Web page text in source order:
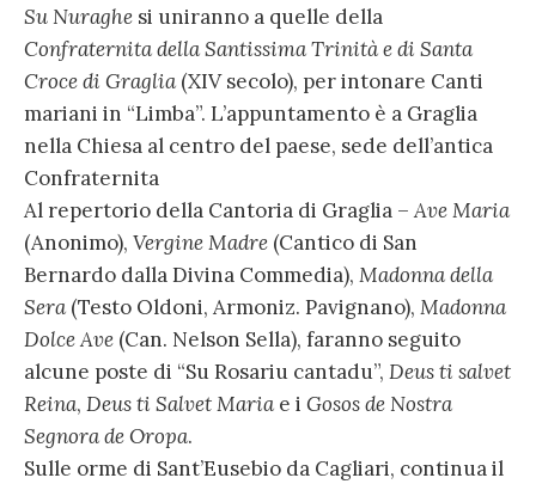
Su Nuraghe si uniranno a quelle della
Confraternita della Santissima Trinità e di Santa
Croce di Graglia (XIV secolo), per intonare Canti
mariani in “Limba”. L’appuntamento è a Graglia
nella Chiesa al centro del paese, sede dell’antica
Confraternita
Al repertorio della Cantoria di Graglia –Ave Maria
(Anonimo), Vergine Madre (Cantico di San
Bernardo dalla Divina Commedia), Madonna della
Sera (Testo Oldoni, Armoniz. Pavignano), Madonna
Dolce Ave (Can. Nelson Sella), faranno seguito
alcune poste di “Su Rosariu cantadu”, Deus ti salvet
Reina, Deus ti Salvet Maria e i Gosos de Nostra
Segnora de Oropa.
Sulle orme di Sant’Eusebio da Cagliari, continua il